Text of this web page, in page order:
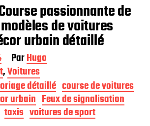
passionnante de
de voitures
urbain détaillé
ParHugo
,Voitures
détaillé course de voitures
urbain Feux de signalisation
taxis voitures de sport